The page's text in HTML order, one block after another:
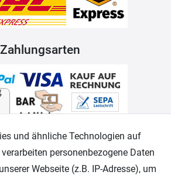
Zahlungsarten
und ähnliche Technologien auf
personenbezogene Daten
Webseite (z.B. IP-Adresse), um